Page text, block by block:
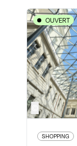
OUVERT
SHOPPING
1